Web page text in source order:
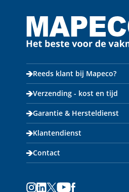
Reeds klant bij Mapeco?
Verzending - kost en tijd
Garantie & Hersteldienst
Klantendienst
Contact